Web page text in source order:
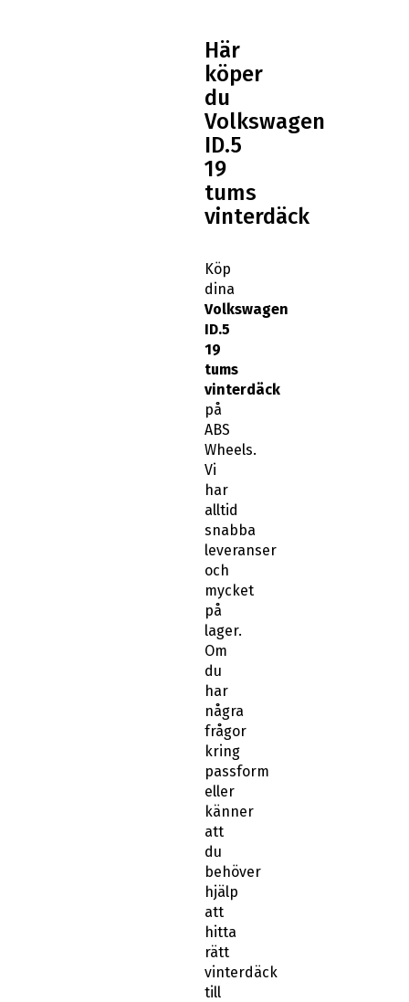
Här
köper
du
Volkswagen
ID.5
19
tums
vinterdäck
Köp
dina
Volkswagen
ID.5
19
tums
vinterdäck
på
ABS
Wheels.
Vi
har
alltid
snabba
leveranser
och
mycket
på
lager.
Om
du
har
några
frågor
kring
passform
eller
känner
att
du
behöver
hjälp
att
hitta
rätt
vinterdäck
till